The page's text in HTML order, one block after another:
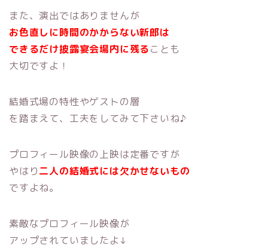
また、演出ではありませんが
お色直しに時間のかからない新郎は
できるだけ披露宴会場内に残ることも
大切ですよ！
結婚式場の特性やゲストの層
を踏まえて、工夫をしてみて下さいね♪
プロフィール映像の上映は定番ですが
やはり二人の結婚式には欠かせないもの
ですよね。
素敵なプロフィール映像が
アップされていましたよ↓